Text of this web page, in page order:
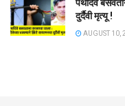
पथदिवे
दुर्दैवी मृत्यू !
AUGUST 10,